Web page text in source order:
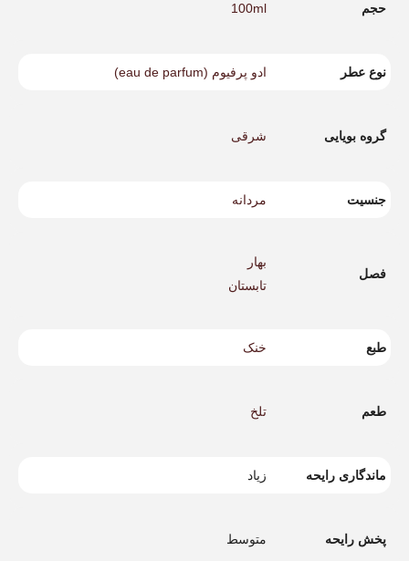
حجم 100ml
نوع عطر ادو پرفیوم (eau de parfum)
گروه بویایی شرقی
جنسیت مردانه
فصل
بهار
تابستان
طبع خنک
طعم تلخ
ماندگاری رایحه زیاد
پخش رایحه متوسط